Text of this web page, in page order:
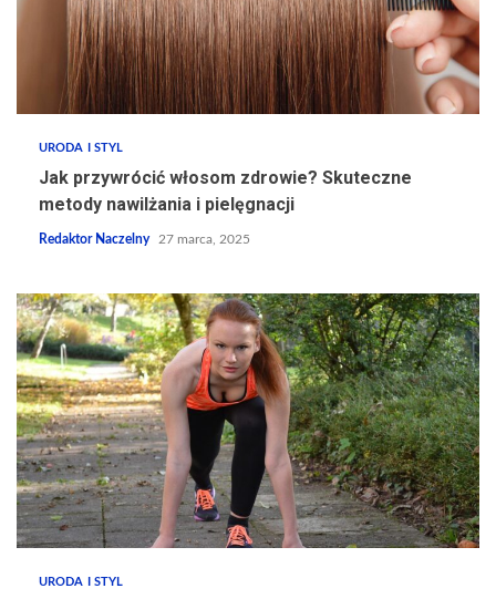
URODA I STYL
Jak przywrócić włosom zdrowie? Skuteczne
metody nawilżania i pielęgnacji
Redaktor Naczelny 27 marca, 2025
URODA I STYL